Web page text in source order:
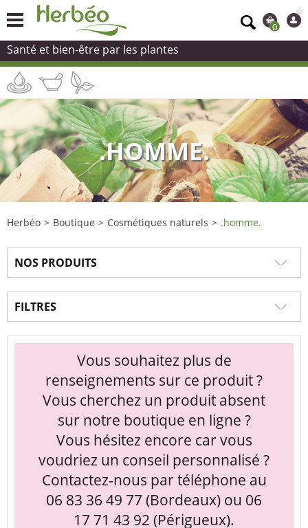
0
Santé et bien-être par les plantes
.HOMME.
Herbéo > Boutique > Cosmétiques naturels > .homme.
NOS PRODUITS
FILTRES
Vous souhaitez plus de
renseignements sur ce produit ?
Vous cherchez un produit absent
sur notre boutique en ligne ?
Vous hésitez encore car vous
voudriez un conseil personnalisé ?
Contactez-nous par téléphone au
06 83 36 49 77 (Bordeaux) ou 06
17 71 43 92 (Périgueux).